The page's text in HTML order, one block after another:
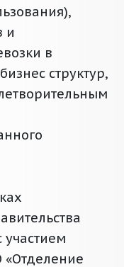
и
в
структур,